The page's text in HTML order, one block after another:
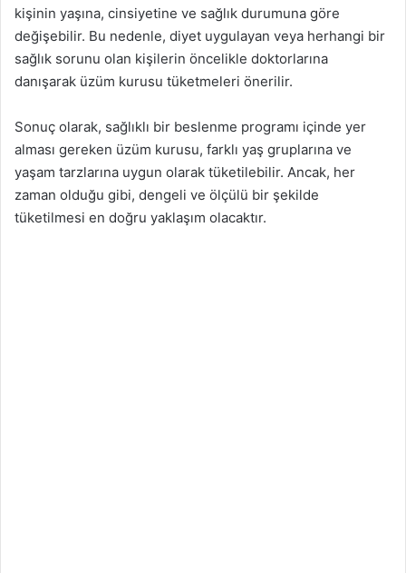
kişinin yaşına, cinsiyetine ve sağlık durumuna göre
değişebilir. Bu nedenle, diyet uygulayan veya herhangi bir
sağlık sorunu olan kişilerin öncelikle doktorlarına
danışarak üzüm kurusu tüketmeleri önerilir.
Sonuç olarak, sağlıklı bir beslenme programı içinde yer
alması gereken üzüm kurusu, farklı yaş gruplarına ve
yaşam tarzlarına uygun olarak tüketilebilir. Ancak, her
zaman olduğu gibi, dengeli ve ölçülü bir şekilde
tüketilmesi en doğru yaklaşım olacaktır.